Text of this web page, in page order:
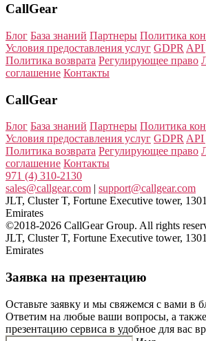
CallGear
Блог База знаний Партнеры Политика
Условия предоставления услуг GDPR API
Политика возврата Регулирующее право
соглашение Контакты
CallGear
Блог База знаний Партнеры Политика
Условия предоставления услуг GDPRAPI
Политика возврата Регулирующее право
соглашение Контакты
971 (4) 310-2130
sales@callgear.com | support@callgear.com
JLT, Cluster T, Fortune Executive tower,
Emirates
©2018-2026 CallGear Group. All rights
JLT, Cluster T, Fortune Executive tower,
Emirates
Заявка на презентацию
Оставьте заявку и мы свяжемся с вами в
Ответим на любые ваши вопросы, а
презентацию сервиса в удобное для вас